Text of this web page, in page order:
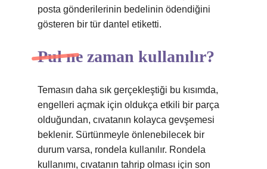
posta gönderilerinin bedelinin ödendiğini
gösteren bir tür dantel etiketti.
Pul ne zaman kullanılır?
Temasın daha sık gerçekleştiği bu kısımda,
engelleri açmak için oldukça etkili bir parça
olduğundan, cıvatanın kolayca gevşemesi
beklenir. Sürtünmeyle önlenebilecek bir
durum varsa, rondela kullanılır. Rondela
kullanımı, cıvatanın tahrip olması için son